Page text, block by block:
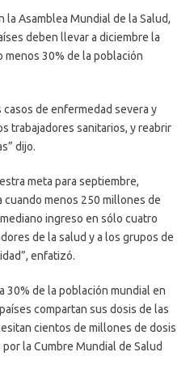
Asamblea Mundial de la Salud,
deben llevar a diciembre la
menos 30% de la población
de enfermedad severa y
trabajadores sanitarios, y reabrir
dijo.
meta para septiembre,
menos 250 millones de
ingreso en sólo cuatro
de la salud y a los grupos de
enfatizó.
30% de la población mundial en
compartan sus dosis de las
cientos de millones de dosis
la Cumbre Mundial de Salud